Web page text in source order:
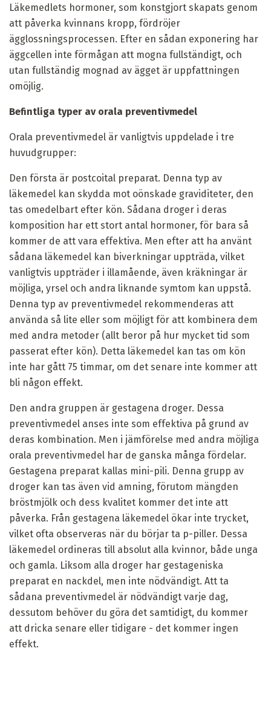
Läkemedlets hormoner, som konstgjort skapats genom
att påverka kvinnans kropp, fördröjer
ägglossningsprocessen. Efter en sådan exponering har
äggcellen inte förmågan att mogna fullständigt, och
utan fullständig mognad av ägget är uppfattningen
omöjlig.
Befintliga typer av orala preventivmedel
Orala preventivmedel är vanligtvis uppdelade i tre
huvudgrupper:
Den första är postcoital preparat. Denna typ av
läkemedel kan skydda mot oönskade graviditeter, den
tas omedelbart efter kön. Sådana droger i deras
komposition har ett stort antal hormoner, för bara så
kommer de att vara effektiva. Men efter att ha använt
sådana läkemedel kan biverkningar uppträda, vilket
vanligtvis uppträder i illamående, även kräkningar är
möjliga, yrsel och andra liknande symtom kan uppstå.
Denna typ av preventivmedel rekommenderas att
använda så lite eller som möjligt för att kombinera dem
med andra metoder (allt beror på hur mycket tid som
passerat efter kön). Detta läkemedel kan tas om kön
inte har gått 75 timmar, om det senare inte kommer att
bli någon effekt.
Den andra gruppen är gestagena droger. Dessa
preventivmedel anses inte som effektiva på grund av
deras kombination. Men i jämförelse med andra möjliga
orala preventivmedel har de ganska många fördelar.
Gestagena preparat kallas mini-pili. Denna grupp av
droger kan tas även vid amning, förutom mängden
bröstmjölk och dess kvalitet kommer det inte att
påverka. Från gestagena läkemedel ökar inte trycket,
vilket ofta observeras när du börjar ta p-piller. Dessa
läkemedel ordineras till absolut alla kvinnor, både unga
och gamla. Liksom alla droger har gestageniska
preparat en nackdel, men inte nödvändigt. Att ta
sådana preventivmedel är nödvändigt varje dag,
dessutom behöver du göra det samtidigt, du kommer
att dricka senare eller tidigare - det kommer ingen
effekt.